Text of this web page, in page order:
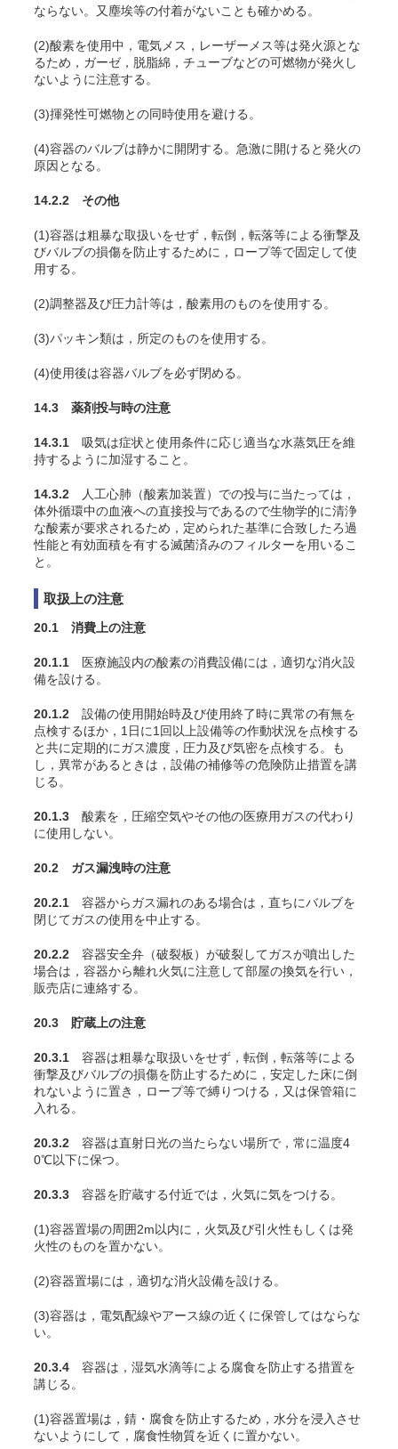
ならない。又塵埃等の付着がないことも確かめる。
(2)酸素を使用中，電気メス，レーザーメス等は発火源とな
るため，ガーゼ，脱脂綿，チューブなどの可燃物が発火し
ないように注意する 。
(3)揮発性可燃物との同時使用を避ける。
(4)容器のバルブは静かに開閉する。急激に開けると発火の
原因となる。
14.2.2 その他
(1)容器は粗暴な取扱いをせず，転倒，転落等による衝撃及
びバルブの損傷を防止するために，ロープ等で固定して使
用する。
(2)調整器及び圧力計等は，酸素用のものを使用する。
(3)パッキン類は，所定のものを使用する。
(4)使用後は容器バルブを必ず閉める。
14.3 薬剤投与時の注意
14.3.1 吸気は症状と使用条件に応じ適当な水蒸気圧を維
持するように加湿すること 。
14.3.2 人工心肺（酸素加装置）での投与に当たっては，
体外循環中の血液への直接投与であるので生物学的に清浄
な酸素が要求されるため，定められた基準に合致したろ過
性能と有効面積を有する滅菌済みのフィルターを用いるこ
と。
取扱上の注意
20.1 消費上の注意
20.1.1 医療施設内の酸素の消費設備には，適切な消火設
備を設ける。
20.1.2 設備の使用開始時及び使用終了時に異常の有無を
点検するほか，1日に1回以上設備等の作動状況を点検する
と共に定期的にガス濃度，圧力及び気密を点検する。も
し，異常があるときは，設備の補修等の危険防止措置を講
じる。
20.1.3 酸素を，圧縮空気やその他の医療用ガスの代わり
に使用しない。
20.2 ガス漏洩時の注意
20.2.1 容器からガス漏れのある場合は，直ちにバルブを
閉じてガスの使用を中止する。
20.2.2 容器安全弁（破裂板）が破裂してガスが噴出した
場合は，容器から離れ火気に注意して部屋の換気を行い，
販売店に連絡する。
20.3 貯蔵上の注意
20.3.1 容器は粗暴な取扱いをせず，転倒，転落等による
衝撃及びバルブの損傷を防止するために，安定した床に倒
れないように置き，ロープ等で縛りつける，又は保管箱に
入れる。
20.3.2 容器は直射日光の当たらない場所で，常に温度4
0℃以下に保つ。
20.3.3 容器を貯蔵する付近では，火気に気をつける。
(1)容器置場の周囲2m以内に，火気及び引火性もしくは発
火性のものを置かない。
(2)容器置場には，適切な消火設備を設ける。
(3)容器は，電気配線やアース線の近くに保管してはならな
い。
20.3.4 容器は，湿気水滴等による腐食を防止する措置を
講じる。
(1)容器置場は，錆・腐食を防止するため，水分を浸入させ
ないようにして，腐食性物質を近くに置かない。